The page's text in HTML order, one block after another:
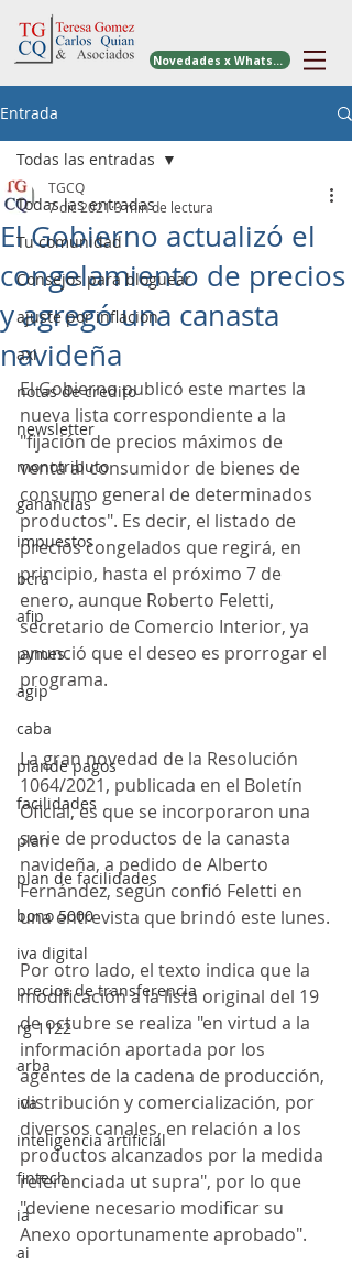
Novedades x WhatsApp
Entrada
Todas las entradas
Tu comunidad
Consejos para bloguear
ajuste por inflacion
axi
notas de credito
newsletter
monotributo
ganancias
impuestos
bcra
afip
pymes
agip
caba
plande pagos
facilidades
plan
plan de facilidades
bono 5000
iva digital
precios de transferencia
rg 1122
arba
iva
inteligencia artificial
fintech
ia
ai
Todas las entradas
El Gobierno actualizó el
congelamiento de precios
y agregó una canasta
navideña
TGCQ
7 dic 20213 min de lectura
El Gobierno publicó este martes la
nueva lista correspondiente a la
"fijación de precios máximos de
venta al consumidor de bienes de
consumo general de determinados
productos". Es decir, el listado de
precios congelados que regirá, en
principio, hasta el próximo 7 de
enero, aunque Roberto Feletti,
secretario de Comercio Interior, ya
anunció que el deseo es prorrogar el
programa.
La gran novedad de la Resolución
1064/2021, publicada en el Boletín
Oficial, es que se incorporaron una
serie de productos de la canasta
navideña, a pedido de Alberto
Fernández, según confió Feletti en
una entrevista que brindó este lunes.
Por otro lado, el texto indica que la
modificación a la lista original del 19
de octubre se realiza "en virtud a la
información aportada por los
agentes de la cadena de producción,
distribución y comercialización, por
diversos canales, en relación a los
productos alcanzados por la medida
referenciada ut supra", por lo que
"deviene necesario modificar su
Anexo oportunamente aprobado".